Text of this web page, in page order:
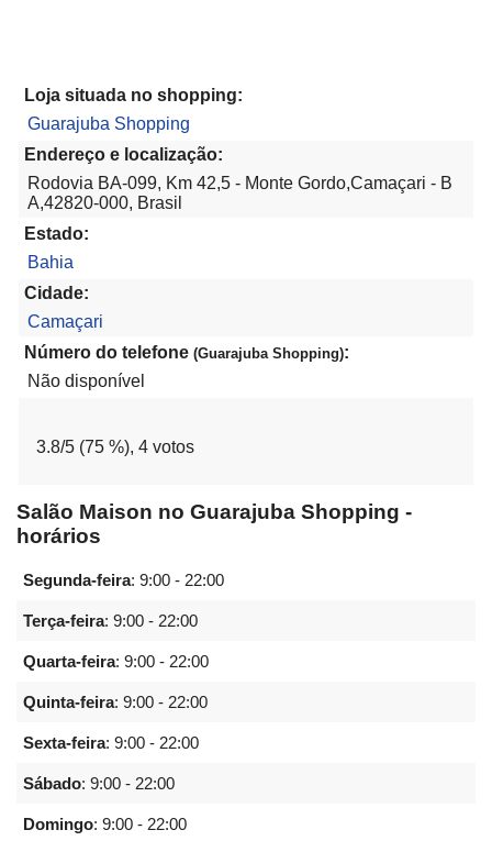
Loja situada no shopping:
Guarajuba Shopping
Endereço e localização:
Rodovia BA-099, Km 42,5 - Monte Gordo,Camaçari - B
A,42820-000, Brasil
Estado:
Bahia
Cidade:
Camaçari
Número do telefone (Guarajuba Shopping):
Não disponível
3.8/5 (75 %), 4 votos
Salão Maison no Guarajuba Shopping -
horários
Segunda-feira: 9:00 - 22:00
Terça-feira: 9:00 - 22:00
Quarta-feira: 9:00 - 22:00
Quinta-feira: 9:00 - 22:00
Sexta-feira: 9:00 - 22:00
Sábado: 9:00 - 22:00
Domingo: 9:00 - 22:00